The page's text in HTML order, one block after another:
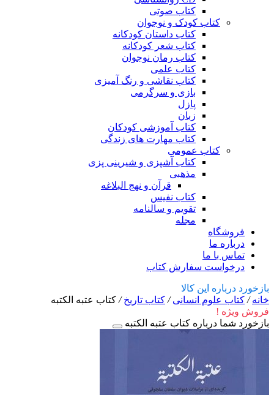
کتاب صوتی
کتاب کودک و نوجوان
کتاب داستان کودکانه
کتاب شعر کودکانه
کتاب رمان نوجوان
کتاب علمی
کتاب نقاشی و رنگ آمیزی
بازی و سرگرمی
پازل
زبان
کتاب آموزشی کودکان
کتاب مهارت های زندگی
کتاب عمومی
کتاب آشپزی و شیرینی پزی
مذهبی
قرآن و نهج البلاغه
کتاب نفیس
تقویم و سالنامه
مجله
فروشگاه
درباره ما
تماس با ما
درخواست سفارش کتاب
بازخورد درباره این کالا
خانه/ کتاب علوم انسانی/ کتاب تاریخ/ کتاب عتبه الکتبه
فروش ویژه !
بازخورد شما درباره کتاب عتبه الکتبه